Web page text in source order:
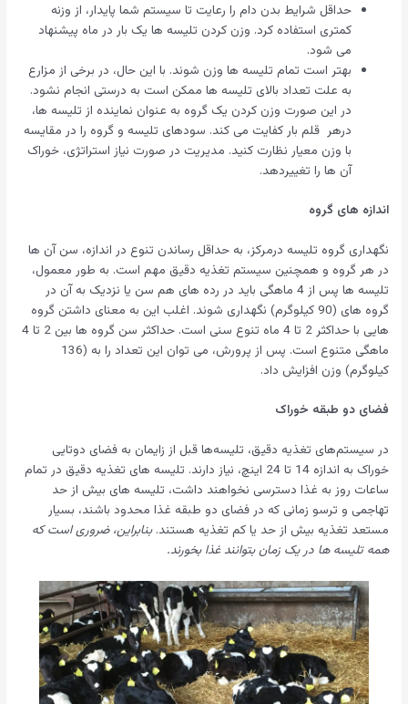
حداقل شرایط بدن دام را رعایت تا سیستم شما پایدار، از وزنه
کمتری استفاده کرد. وزن کردن تلیسه ها یک بار در ماه پیشنهاد
می شود.
بهتر است تمام تلیسه ها وزن شوند. با این حال، در برخی از مزارع
به علت تعداد بالای تلیسه ها ممکن است به درستی انجام نشود.
در این صورت وزن کردن یک گروه به عنوان نماینده از تلیسه ها،
درهر قلم بار کفایت می کند. سودهای تلیسه و گروه را در مقایسه
با وزن معیار نظارت کنید. مدیریت در صورت نیاز استراتژی، خوراک
آن ها را تغییردهد.
اندازه های گروه
نگهداری گروه تلیسه درمرکز، به حداقل رساندن تنوع در اندازه، سن آن ها
در هر گروه و همچنین سیستم تغذیه دقیق مهم است. به طور معمول،
تلیسه ها پس از 4 ماهگی باید در رده های هم سن یا نزدیک به آن در
گروه های (90 کیلوگرم) نگهداری شوند. اغلب این به معنای داشتن گروه
هایی با حداکثر 2 تا 4 ماه تنوع سنی است. حداکثر سن گروه ها بین 2 تا 4
ماهگی متنوع است. پس از پرورش، می توان این تعداد را به (136
کیلوگرم) وزن افزایش داد.
فضای دو طبقه خوراک
در سیستم‌های تغذیه دقیق، تلیسه‌ها قبل از زایمان به فضای دوتایی
خوراک به اندازه 14 تا 24 اینچ، نیاز دارند. تلیسه های تغذیه دقیق در تمام
ساعات روز به غذا دسترسی نخواهند داشت، تلیسه های بیش از حد
تهاجمی و ترسو زمانی که در فضای دو طبقه غذا محدود باشند، بسیار
مستعد تغذیه بیش از حد یا کم تغذیه هستند.بنابراین، ضروری است که
همه تلیسه ها در یک زمان بتوانند غذا بخورند.